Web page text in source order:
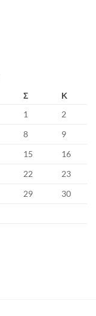
Σ
Κ
1
2
8
9
15
16
22
23
29
30